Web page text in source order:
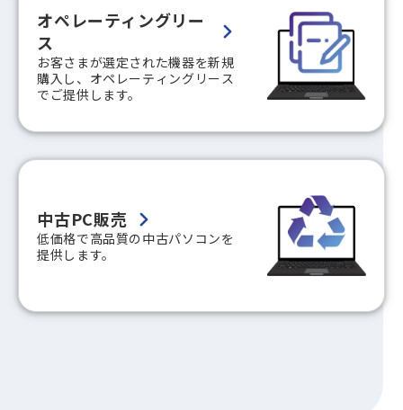
オペレーティングリー
ス
お客さまが選定された機器を新規
購入し、オペレーティングリース
でご提供します。
中古PC販売
低価格で高品質の中古パソコンを
提供します。